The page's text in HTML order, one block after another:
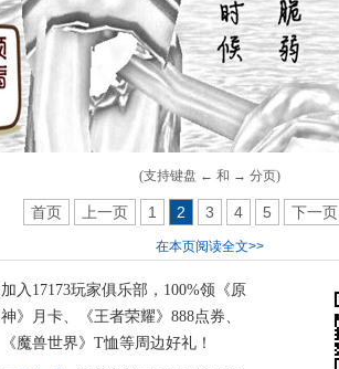
(支持键盘 ← 和 → 分页)
首页 上一页 1 2 3 4 5 下一页
在本页阅读全文>>
加入17173玩家俱乐部，100%领《原
神》月卡、《王者荣耀》888点券、
《魔兽世界》T恤等周边好礼！